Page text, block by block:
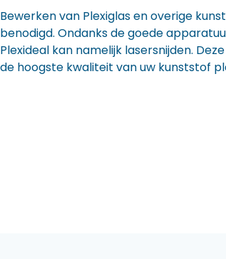
Bewerken van Plexiglas en overige
benodigd. Ondanks de goede
Plexideal kan namelijk lasersnijden.
de hoogste kwaliteit van uw kunststof